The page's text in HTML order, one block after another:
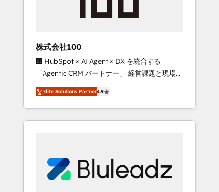
from any legacy CRM. Zero downtime, full
data integrity. ➤ Implementation: Configure
HubSpot to run your revenue process. Sales,
marketing, and service wired together. ➤ AI
and Integrations: Layer Breeze AI, custom
agents, and APIs to remove manual work. ➤
Ongoing Management: Monthly tune-ups,
portal? We are built for the work.
株式会社100
🏢 HubSpot × AI Agent × DX を統合する
「Agentic CRM パートナー」 経営課題と現場業
務をつなぐAIネイティブ・エージェンシーとし
て、HubSpot Eliteの実装力で顧客フロント業務
を再設計します。 💡 100inc は何をする会社
か？ HubSpotを共通基盤に、AIエージェントを
部・グループ会社・部門が分立する組織で、デ
ータと業務プロセスのサイロ化を、CRMを軸と
Elite Solutions Partner4.9